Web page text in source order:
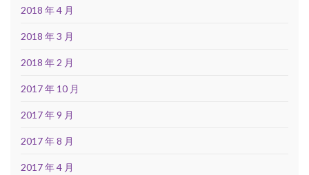
2018 年 4 月
2018 年 3 月
2018 年 2 月
2017 年 10 月
2017 年 9 月
2017 年 8 月
2017 年 4 月